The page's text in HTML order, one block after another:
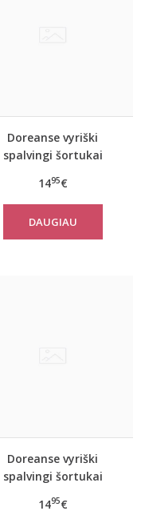
Doreanse vyriški
spalvingi šortukai
1495€
DAUGIAU
Doreanse vyriški
spalvingi šortukai
1495€